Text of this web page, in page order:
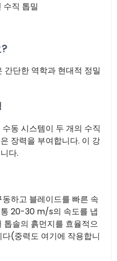
수직 톱밀
간단한 역학과 현대적 정밀
동 시스템이 두 개의 수직
장력을 부여합니다. 이 강
다.
하고 블레이드를 빠른 속
20-30 m/s의 속도를 냅
톱솔의 흙먼지를 효율적으
(중력도 여기에 작용합니